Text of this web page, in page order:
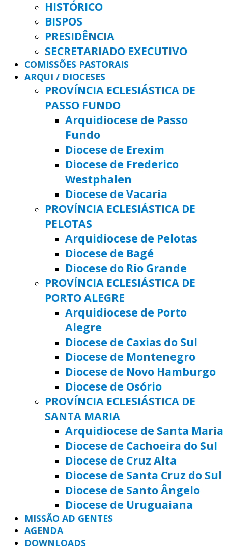
HISTÓRICO
BISPOS
PRESIDÊNCIA
SECRETARIADO EXECUTIVO
COMISSÕES PASTORAIS
ARQUI / DIOCESES
PROVÍNCIA ECLESIÁSTICA DE
PASSO FUNDO
Arquidiocese de Passo
Fundo
Diocese de Erexim
Diocese de Frederico
Westphalen
Diocese de Vacaria
PROVÍNCIA ECLESIÁSTICA DE
PELOTAS
Arquidiocese de Pelotas
Diocese de Bagé
Diocese do Rio Grande
PROVÍNCIA ECLESIÁSTICA DE
PORTO ALEGRE
Arquidiocese de Porto
Alegre
Diocese de Caxias do Sul
Diocese de Montenegro
Diocese de Novo Hamburgo
Diocese de Osório
PROVÍNCIA ECLESIÁSTICA DE
SANTA MARIA
Arquidiocese de Santa Maria
Diocese de Cachoeira do Sul
Diocese de Cruz Alta
Diocese de Santa Cruz do Sul
Diocese de Santo Ângelo
Diocese de Uruguaiana
MISSÃO AD GENTES
AGENDA
DOWNLOADS